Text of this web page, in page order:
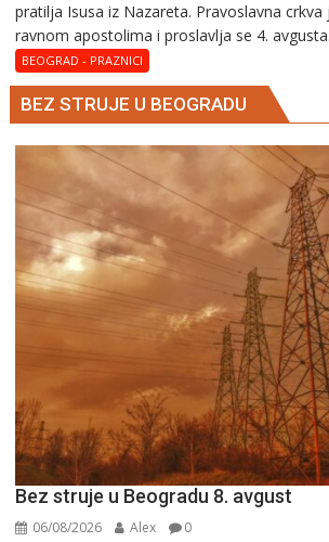
pratilja Isusa iz Nazareta. Pravoslavna crkva
ravnom apostolima i proslavlja se 4.
BEOGRAD - PRAZNICI
BEZ STRUJE U BEOGRADU
Bez struje u Beogradu 8. avgust
06/08/2026 Alex 0